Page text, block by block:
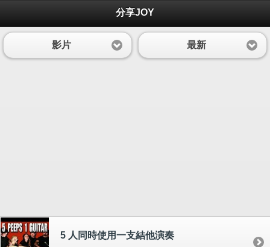
分享JOY
影片 最新
5 人同時使用一支結他演奏